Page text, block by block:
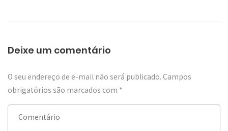
Deixe um comentário
O seu endereço de e-mail não será publicado. Campos
obrigatórios são marcados com *